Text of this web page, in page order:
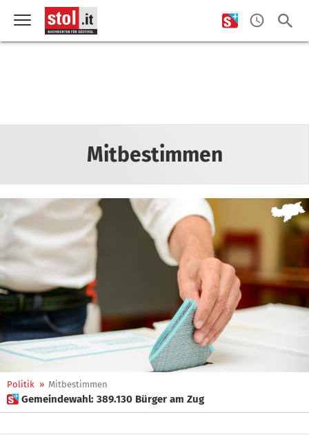
Mitbestimmen
Politik » Mitbestimmen
 Gemeindewahl: 389.130 Bürger am Zug